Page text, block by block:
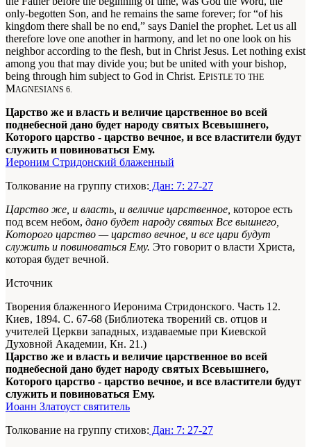
only-begotten Son, and he remains the same forever; for “of his
kingdom there shall be no end,” says Daniel the prophet. Let us all
therefore love one another in harmony, and let no one look on his
neighbor according to the flesh, but in Christ Jesus. Let nothing exist
among you that may divide you; but be united with your bishop,
being through him subject to God in Christ. EPISTLE TO THE
MAGNESIANS 6.
Царство же и власть и величие царственное во всей
поднебесной дано будет народу святых Всевышнего,
Которого царство - царство вечное, и все властители будут
служить и повиноваться Ему.
Иероним Стридонский блаженный
Толкование на группу стихов: Дан: 7: 27-27
Царство же, и власть, и величие царственное, которое есть
под всем небом, дано будет народу святых Все вышнего,
Которого царство — царство вечное, и все цари будут
служить и повиноваться Ему. Это говорит о власти Христа,
которая будет вечной.
Источник
Творения блаженного Иеронима Стридонского. Часть 12.
Киев, 1894. С. 67-68 (Библиотека творений св. отцов и
учителей Церкви западных, издаваемые при Киевской
Духовной Академии, Кн. 21.)
Царство же и власть и величие царственное во всей
поднебесной дано будет народу святых Всевышнего,
Которого царство - царство вечное, и все властители будут
служить и повиноваться Ему.
Иоанн Златоуст святитель
Толкование на группу стихов: Дан: 7: 27-27